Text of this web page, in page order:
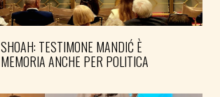
SHOAH: TESTIMONE MANDIĆ È
MEMORIA ANCHE PER POLITICA